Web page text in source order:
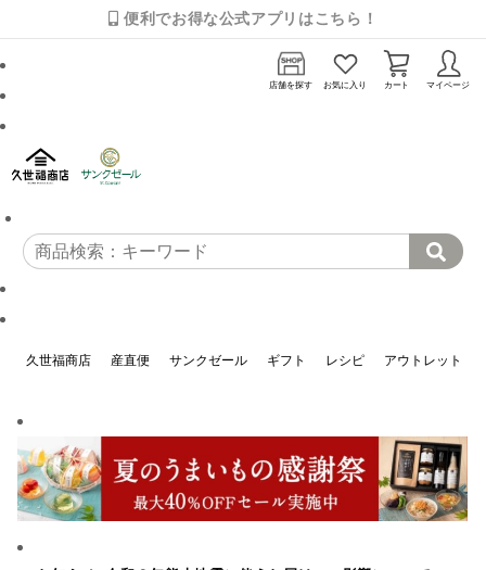
便利でお得な公式アプリはこちら！
店舗を探す お気に入り カート マイページ
久世福商店 産直便 サンクゼール ギフト レシピ アウトレット